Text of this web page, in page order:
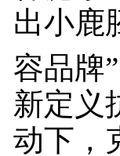
出小鹿
容品牌”
新定义
动下，